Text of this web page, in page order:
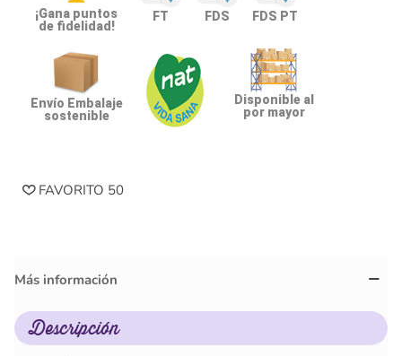
¡Gana puntos
de fidelidad!
FT FDS FDS PT
Envío Embalaje
sostenible
Disponible al
por mayor
FAVORITO 50
Más información
Descripción